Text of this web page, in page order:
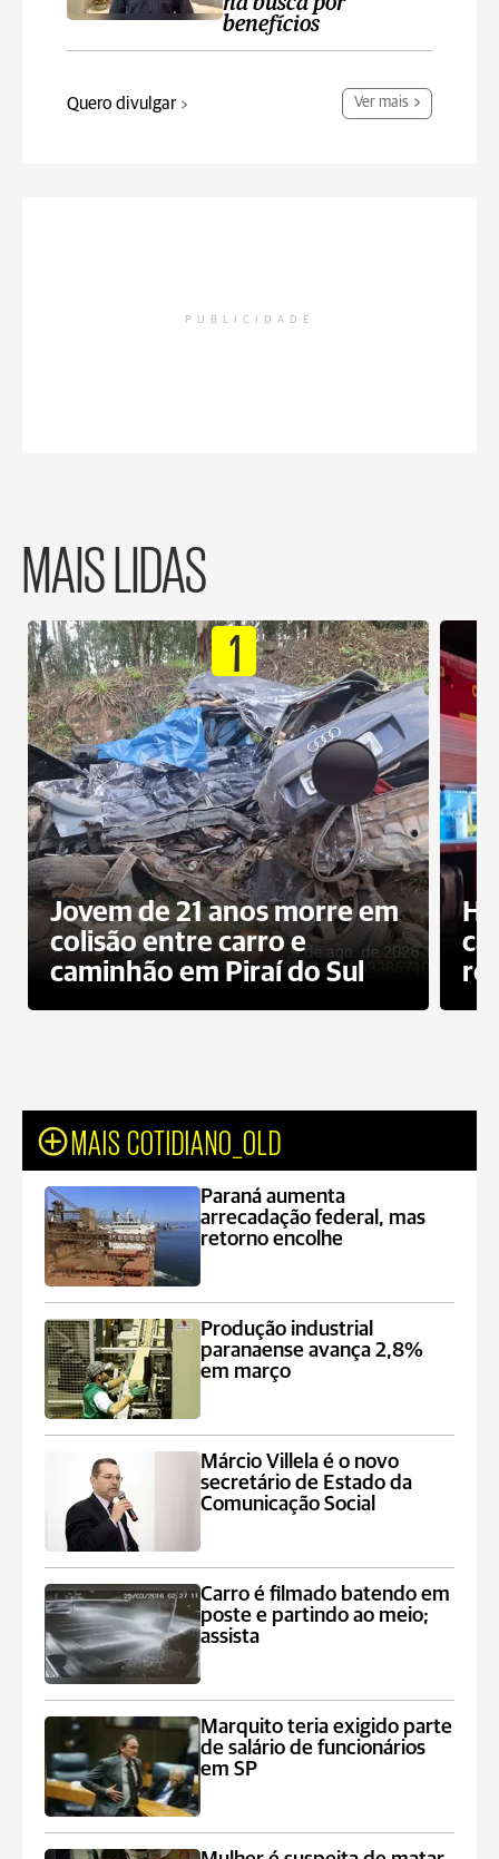
benefícios
Quero divulgar Ver mais
PUBLICIDADE
MAIS LIDAS
1
Jovem de 21 anos morre em
colisão entre carro e
caminhão em Piraí do Sul
MAIS COTIDIANO_OLD
Paraná aumenta
arrecadação federal, mas
retorno encolhe
Produção industrial
paranaense avança 2,8%
em março
Márcio Villela é o novo
secretário de Estado da
Comunicação Social
Carro é filmado batendo em
poste e partindo ao meio;
assista
Marquito teria exigido parte
de salário de funcionários
em SP